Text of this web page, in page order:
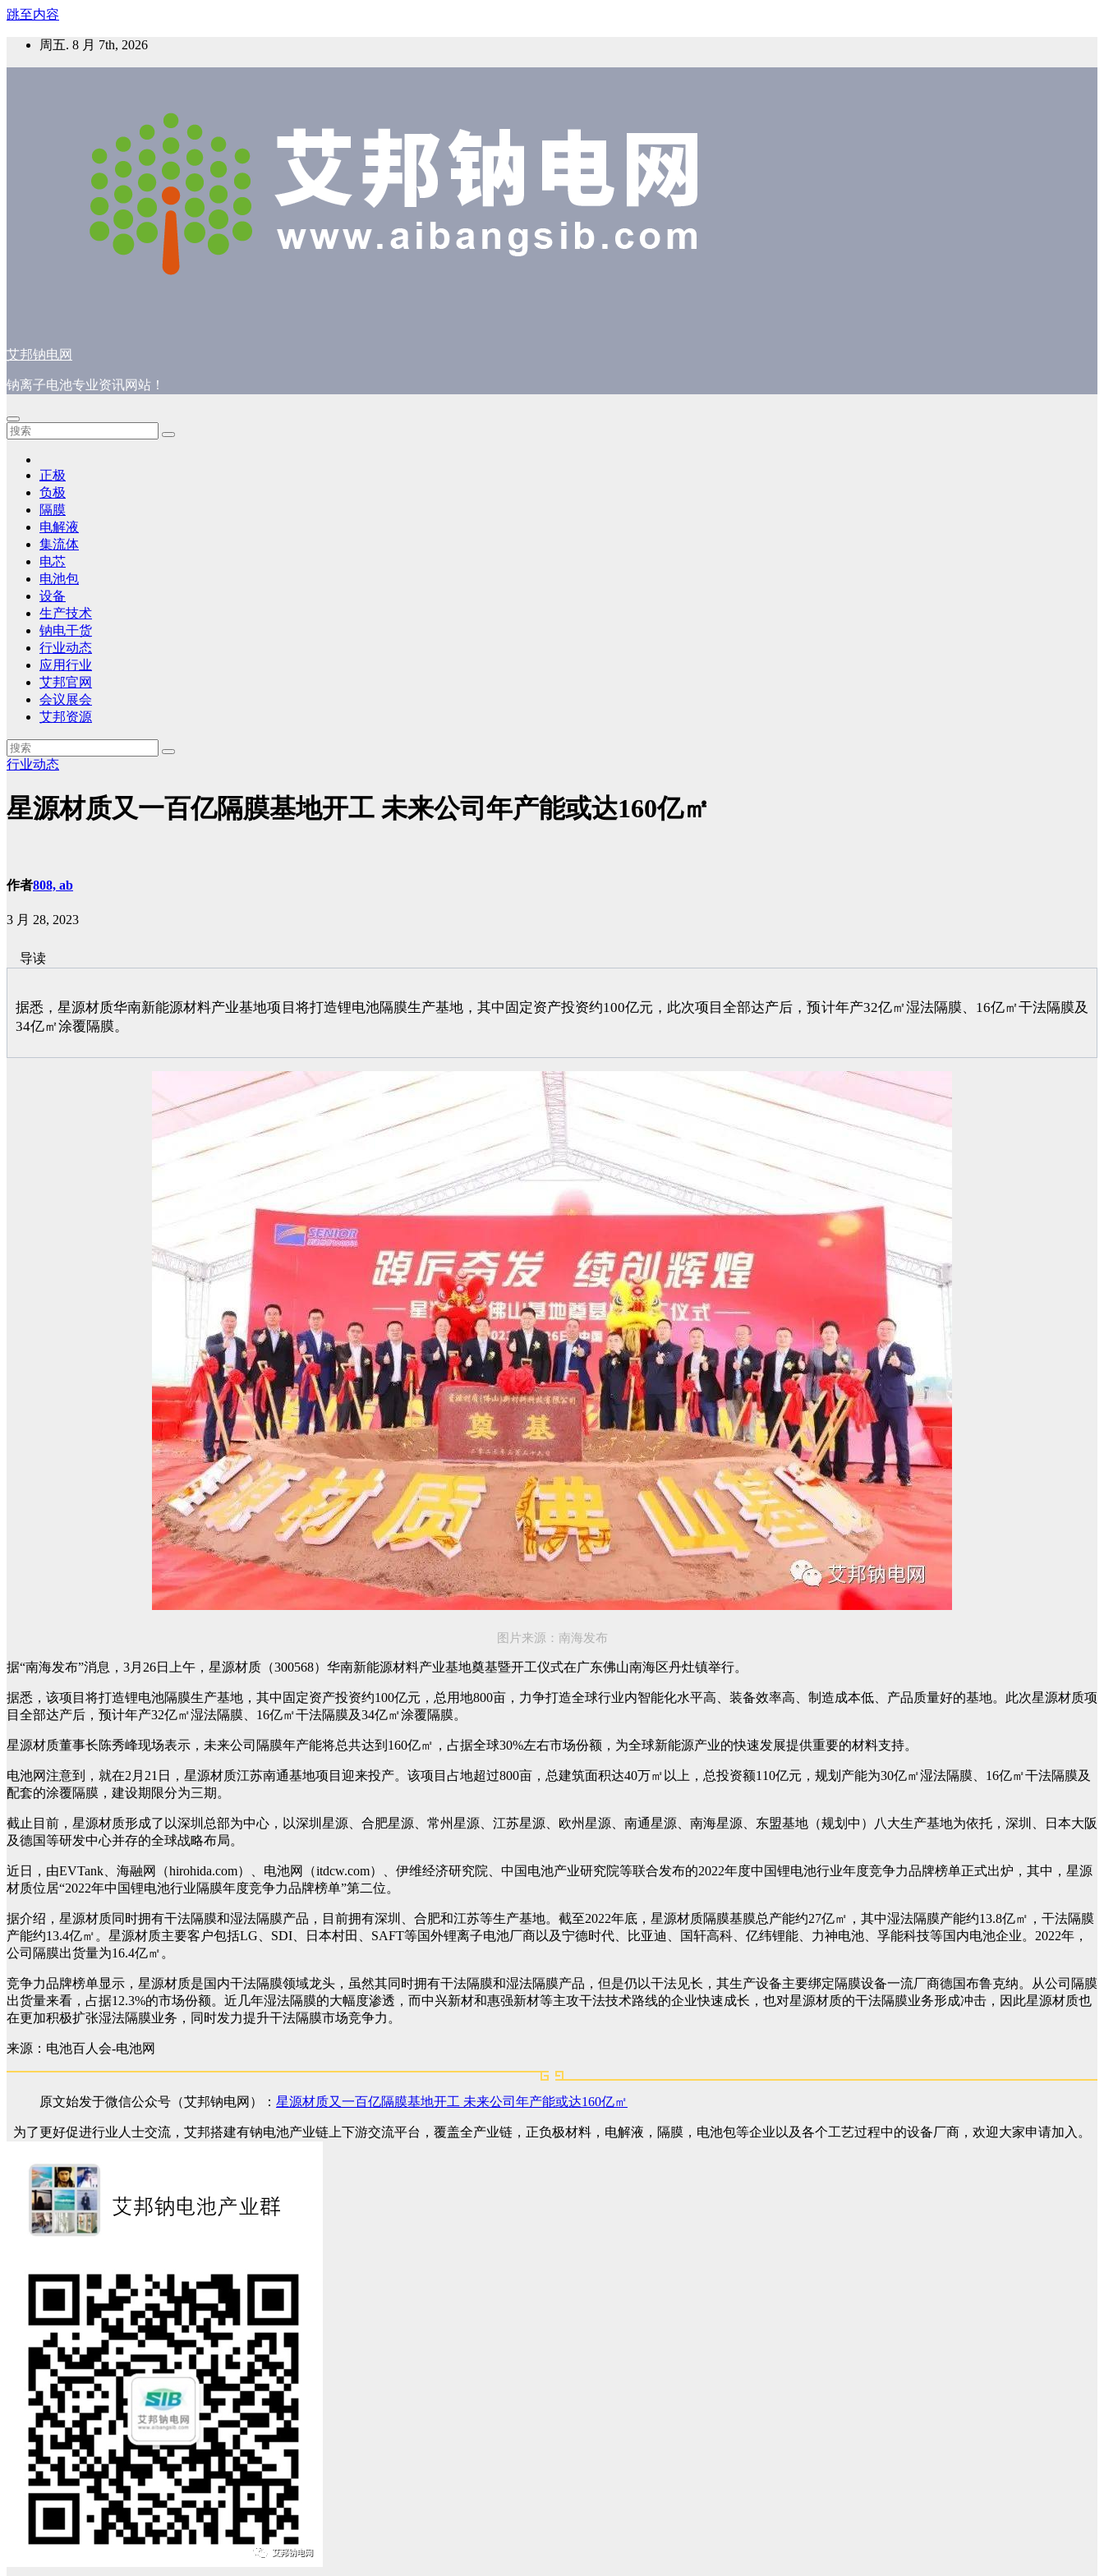
跳至内容
周五. 8 月 7th, 2026
艾邦钠电网
钠离子电池专业资讯网站！
正极
负极
隔膜
电解液
集流体
电芯
电池包
设备
生产技术
钠电干货
行业动态
应用行业
艾邦官网
会议展会
艾邦资源
行业动态
星源材质又一百亿隔膜基地开工 未来公司年产能或达160亿㎡
作者808, ab
3 月 28, 2023
导读
据悉，星源材质华南新能源材料产业基地项目将打造锂电池隔膜生产基地，其中固定资产投资约100亿元，此次项目全部达产后，预计年产32亿㎡湿法隔膜、16亿㎡干法隔膜及
34亿㎡涂覆隔膜。
图片来源：南海发布
据“南海发布”消息，3月26日上午，星源材质（300568）华南新能源材料产业基地奠基暨开工仪式在广东佛山南海区丹灶镇举行。
据悉，该项目将打造锂电池隔膜生产基地，其中固定资产投资约100亿元，总用地800亩，力争打造全球行业内智能化水平高、装备效率高、制造成本低、产品质量好的基地。此次星源材质项
目全部达产后，预计年产32亿㎡湿法隔膜、16亿㎡干法隔膜及34亿㎡涂覆隔膜。
星源材质董事长陈秀峰现场表示，未来公司隔膜年产能将总共达到160亿㎡，占据全球30%左右市场份额，为全球新能源产业的快速发展提供重要的材料支持。
电池网注意到，就在2月21日，星源材质江苏南通基地项目迎来投产。该项目占地超过800亩，总建筑面积达40万㎡以上，总投资额110亿元，规划产能为30亿㎡湿法隔膜、16亿㎡干法隔膜及
配套的涂覆隔膜，建设期限分为三期。
截止目前，星源材质形成了以深圳总部为中心，以深圳星源、合肥星源、常州星源、江苏星源、欧州星源、南通星源、南海星源、东盟基地（规划中）八大生产基地为依托，深圳、日本大阪
及德国等研发中心并存的全球战略布局。
近日，由EVTank、海融网（hirohida.com）、电池网（itdcw.com）、伊维经济研究院、中国电池产业研究院等联合发布的2022年度中国锂电池行业年度竞争力品牌榜单正式出炉，其中，星源
材质位居“2022年中国锂电池行业隔膜年度竞争力品牌榜单”第二位。
据介绍，星源材质同时拥有干法隔膜和湿法隔膜产品，目前拥有深圳、合肥和江苏等生产基地。截至2022年底，星源材质隔膜基膜总产能约27亿㎡，其中湿法隔膜产能约13.8亿㎡，干法隔膜
产能约13.4亿㎡。星源材质主要客户包括LG、SDI、日本村田、SAFT等国外锂离子电池厂商以及宁德时代、比亚迪、国轩高科、亿纬锂能、力神电池、孚能科技等国内电池企业。2022年，
公司隔膜出货量为16.4亿㎡。
竞争力品牌榜单显示，星源材质是国内干法隔膜领域龙头，虽然其同时拥有干法隔膜和湿法隔膜产品，但是仍以干法见长，其生产设备主要绑定隔膜设备一流厂商德国布鲁克纳。从公司隔膜
出货量来看，占据12.3%的市场份额。近几年湿法隔膜的大幅度渗透，而中兴新材和惠强新材等主攻干法技术路线的企业快速成长，也对星源材质的干法隔膜业务形成冲击，因此星源材质也
在更加积极扩张湿法隔膜业务，同时发力提升干法隔膜市场竞争力。
来源：电池百人会-电池网
原文始发于微信公众号（艾邦钠电网）： 星源材质又一百亿隔膜基地开工 未来公司年产能或达160亿㎡
为了更好促进行业人士交流，艾邦搭建有钠电池产业链上下游交流平台，覆盖全产业链，正负极材料，电解液，隔膜，电池包等企业以及各个工艺过程中的设备厂商，欢迎大家申请加入。